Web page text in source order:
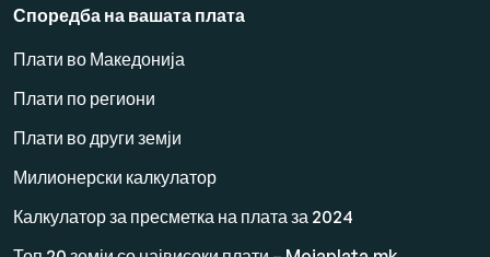
Споредба на вашата плата
Плати во Македонија
Плати по региони
Плати во други земји
Милионерски калкулатор
Калкулатор за пресметка на плата за 2024